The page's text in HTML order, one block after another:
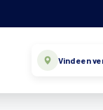
Vind een